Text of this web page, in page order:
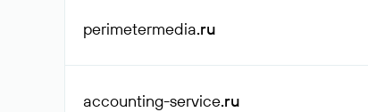
perimetermedia.ru
accounting-service.ru